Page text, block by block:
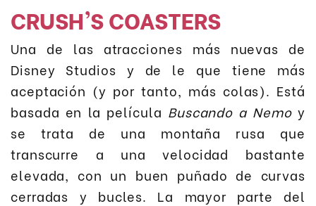
CRUSH’S COASTERS
Una de las atracciones más nuevas de
Disney Studios y de le que tiene más
aceptación (y por tanto, más colas). Está
basada en la película Buscando a Nemoy
se trata de una montaña rusa que
transcurre a una velocidad bastante
elevada, con un buen puñado de curvas
cerradas y bucles. La mayor parte del